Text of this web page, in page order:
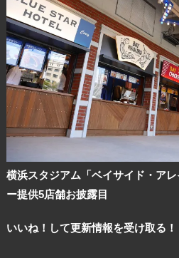
横浜スタジアム「ベイサイド・ア
ー提供5店舗お披露目
いいね！して更新情報を受け取る！